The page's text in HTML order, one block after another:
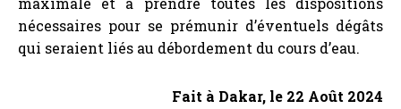
nécessaires pour se prémunir d’éventuels dégâts
qui seraient liés au débordement du cours d’eau.
Fait à Dakar, le 22 Août 2024